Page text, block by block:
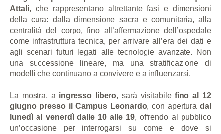
Attali, che rappresentano altrettante fasi e dimensioni
della cura: dalla dimensione sacra e comunitaria, alla
centralità del corpo, fino all’affermazione dell’ospedale
come infrastruttura tecnica, per arrivare all’era dei dati e
agli scenari futuri legati alle tecnologie avanzate. Non
una successione lineare, ma una stratificazione di
modelli che continuano a convivere e a influenzarsi.
La mostra, a ingresso libero, sarà visitabilefino al 12
giugno presso il Campus Leonardo, con aperturadal
lunedì al venerdì dalle 10 alle 19, offrendo al pubblico
un’occasione per interrogarsi su come e dove si